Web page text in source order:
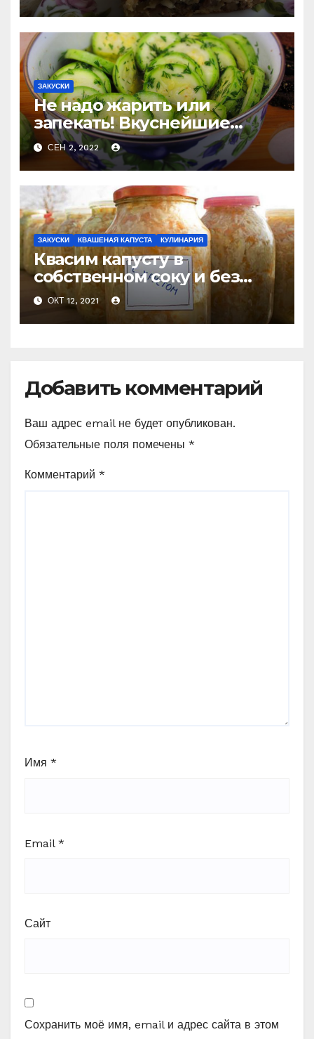
ЗАКУСКИ
Не надо жарить или
запекать! Вкуснейшие
маринованные кабачки за
считанные минуты
СЕН 2, 2022
ЗАКУСКИ КВАШЕНАЯ КАПУСТА КУЛИНАРИЯ
Квасим капусту в
собственном соку и без
добавления рассола!
Простой способ.
ОКТ 12, 2021
Добавить комментарий
Ваш адрес email не будет опубликован.
Обязательные поля помечены *
Комментарий *
Имя *
Email *
Сайт
Сохранить моё имя, email и адрес сайта в этом